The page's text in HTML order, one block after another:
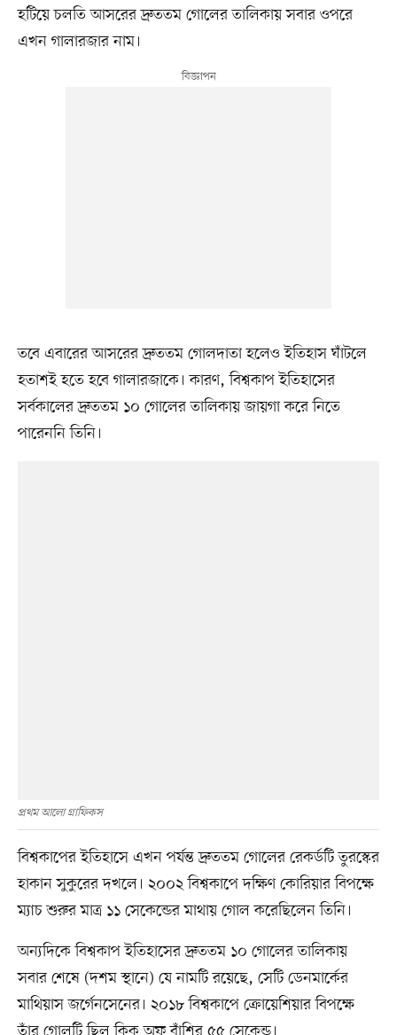
হটিয়ে চলতি আসরের দ্রুততম গোলের তালিকায় সবার ওপরে
এখন গালারজার নাম।
তবে এবারের আসরের দ্রুততম গোলদাতা হলেও ইতিহাস ঘাঁটলে
হতাশই হতে হবে গালারজাকে। কারণ, বিশ্বকাপ ইতিহাসের
সর্বকালের দ্রুততম ১০ গোলের তালিকায় জায়গা করে নিতে
পারেননি তিনি।
প্রথম আলাে গ্রাফিকস
বিশ্বকাপের ইতিহাসে এখন পর্যন্ত দ্রুততম গোলের রেকর্ডটি তুরস্কের
হাকান সুকুরের দখলে। ২০০২ বিশ্বকাপে দক্ষিণ কোরিয়ার বিপক্ষে
ম্যাচ শুরুর মাত্র ১১ সেকেন্ডের মাথায় গোল করেছিলেন তিনি।
অন্যদিকে বিশ্বকাপ ইতিহাসের দ্রুততম ১০ গোলের তালিকায়
সবার শেষে (দশম স্থানে) যে নামটি রয়েছে, সেটি ডেনমার্কের
মাথিয়াস জর্গেনসেনের। ২০১৮ বিশ্বকাপে ক্রোয়েশিয়ার বিপক্ষে